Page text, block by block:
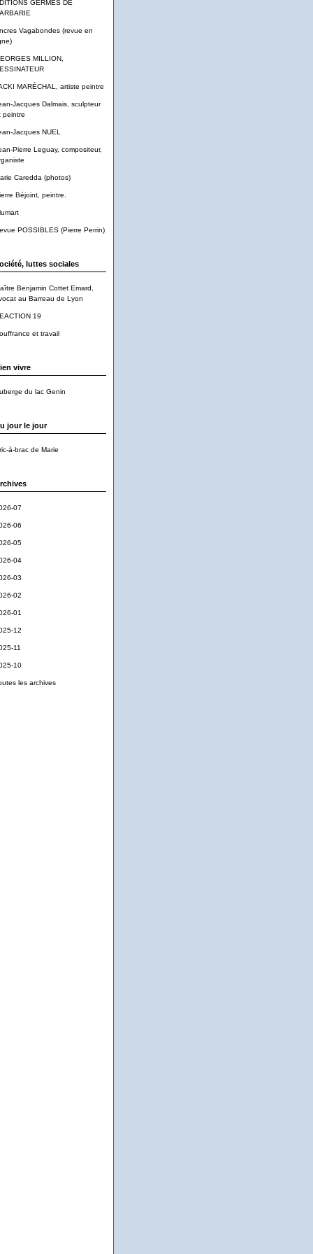
GERMES DE
Vagabondes (revue en
MILLION,
MARÉCHAL, artiste peintre
Jacques Dalmais, sculpteur
peintre
Jacques NUEL
Pierre Leguay, compositeur,
Caredda (photos)
Béjoint, peintre.
POSSIBLES (Pierre Perrin)
luttes sociales
Benjamin Cottet Emard,
au Barreau de Lyon
19
et travail
vivre
du lac Genin
jour le jour
à-brac de Marie
07
06
05
04
03
02
01
12
11
10
les archives